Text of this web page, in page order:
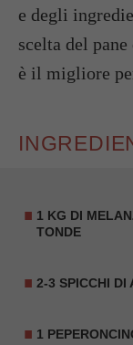
e degli
scelta del
è il migliore
1 KG DI
TONDE
2-3 SPICCHI DI
1